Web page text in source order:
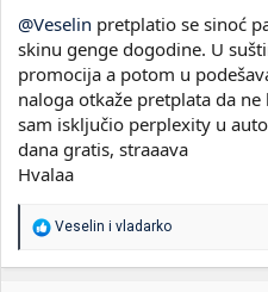
@Veselin pretplatio se sinoć
skinu genge dogodine. U
promocija a potom u
naloga otkaže pretplata da
sam isključio perplexity u
dana gratis, straaava
Hvalaa
R
a
Veselin i vladarko